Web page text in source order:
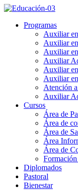
Programas
Auxiliar
Auxiliar
Auxiliar
Auxiliar
Auxiliar
Auxiliar
Atención
Auxiliar
Cursos
Área de
Área de
Área de
Área
Área de
Formación
Diplomados
Pastoral
Bienestar